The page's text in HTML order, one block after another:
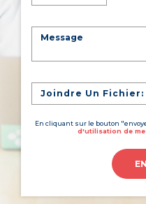
Joindre Un Fichier:
En cliquant sur le bouton
d'utilisation de